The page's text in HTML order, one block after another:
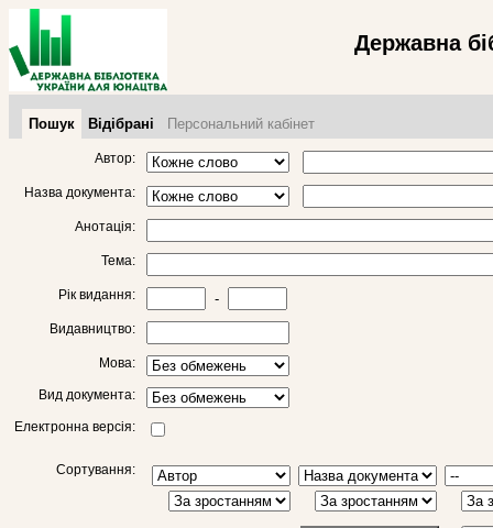
Державна
Пошук Відібрані Персональний кабінет
Автор:
Назва документа:
Анотація:
Тема:
Рік видання: -
Видавництво:
Мова:
Вид документа:
Електронна версія:
Сортування: